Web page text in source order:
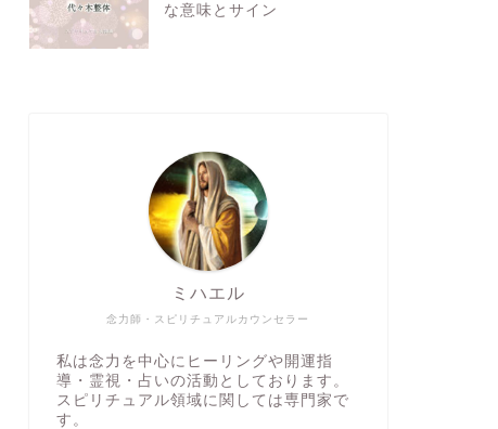
な意味とサイン
念力師・スピリチュアルカウンセラー
ミハエル
私は念力を中心にヒーリングや開運指
導・霊視・占いの活動としております。
スピリチュアル領域に関しては専門家で
す。